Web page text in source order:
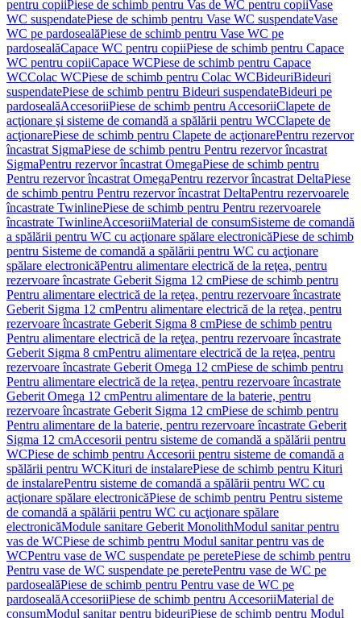
pentru copiiPiese de schimb pentru Vas de WC pentru copiiVase
WC suspendatePiese de schimb pentru Vase WC suspendateVase
WC pe pardosealăPiese de schimb pentru Vase WC pe
pardosealăCapace WC pentru copiiPiese de schimb pentru Capace
WC pentru copiiCapace WCPiese de schimb pentru Capace
WCColac WCPiese de schimb pentru Colac WCBideuriBideuri
suspendatePiese de schimb pentru Bideuri suspendateBideuri pe
pardosealăAccesoriiPiese de schimb pentru AccesoriiClapete de
acţionare şi sisteme de comandă a spălării pentru WCClapete de
acţionarePiese de schimb pentru Clapete de acţionarePentru rezervor
încastrat SigmaPiese de schimb pentru Pentru rezervor încastrat
SigmaPentru rezervor încastrat OmegaPiese de schimb pentru
Pentru rezervor încastrat OmegaPentru rezervor încastrat DeltaPiese
de schimb pentru Pentru rezervor încastrat DeltaPentru rezervoarele
încastrate TwinlinePiese de schimb pentru Pentru rezervoarele
încastrate TwinlineAccesoriiMaterial de consumSisteme de comandă
a spălării pentru WC cu acţionare spălare electronicăPiese de schimb
pentru Sisteme de comandă a spălării pentru WC cu acţionare
spălare electronicăPentru alimentare electrică de la reţea, pentru
rezervoare încastrate Geberit Sigma 12 cmPiese de schimb pentru
Pentru alimentare electrică de la reţea, pentru rezervoare încastrate
Geberit Sigma 12 cmPentru alimentare electrică de la reţea, pentru
rezervoare încastrate Geberit Sigma 8 cmPiese de schimb pentru
Pentru alimentare electrică de la reţea, pentru rezervoare încastrate
Geberit Sigma 8 cmPentru alimentare electrică de la reţea, pentru
rezervoare încastrate Geberit Omega 12 cmPiese de schimb pentru
Pentru alimentare electrică de la reţea, pentru rezervoare încastrate
Geberit Omega 12 cmPentru alimentare de la baterie, pentru
rezervoare încastrate Geberit Sigma 12 cmPiese de schimb pentru
Pentru alimentare de la baterie, pentru rezervoare încastrate Geberit
Sigma 12 cmAccesorii pentru sisteme de comandă a spălării pentru
WCPiese de schimb pentru Accesorii pentru sisteme de comandă a
spălării pentru WCKituri de instalarePiese de schimb pentru Kituri
de instalarePentru sisteme de comandă a spălării pentru WC cu
acţionare spălare electronicăPiese de schimb pentru Pentru sisteme
de comandă a spălării pentru WC cu acţionare spălare
electronicăModule sanitare Geberit MonolithModul sanitar pentru
vas de WCPiese de schimb pentru Modul sanitar pentru vas de
WCPentru vase de WC suspendate pe peretePiese de schimb pentru
Pentru vase de WC suspendate pe peretePentru vase de WC pe
pardosealăPiese de schimb pentru Pentru vase de WC pe
pardosealăAccesoriiPiese de schimb pentru AccesoriiMaterial de
consumModul sanitar pentru bideuriPiese de schimb pentru Modul